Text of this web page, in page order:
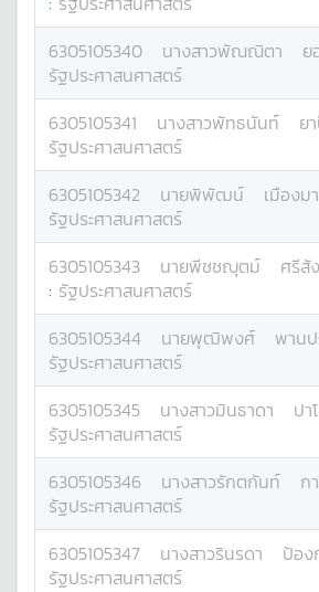
6305105340 นางสาวพัณณิตา ย
รัฐประศาสนศาสตร์
6305105341 นางสาวพัทธนันท์ ย
รัฐประศาสนศาสตร์
6305105342 นายพิพัฒน์ เมืองมา
รัฐประศาสนศาสตร์
6305105343 นายพีชชญุตม์
ศรีสั
: รัฐประศาสนศาสตร์
6305105344 นายพุฒิพงศ์ พาน
รัฐประศาสนศาสตร์
6305105345 นางสาวมินธาดา ปา
รัฐประศาสนศาสตร์
6305105346 นางสาวรักตกันท์ ก
รัฐประศาสนศาสตร์
6305105347 นางสาวรินรดา ป้อง
รัฐประศาสนศาสตร์